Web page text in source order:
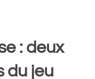
: deux
du jeu